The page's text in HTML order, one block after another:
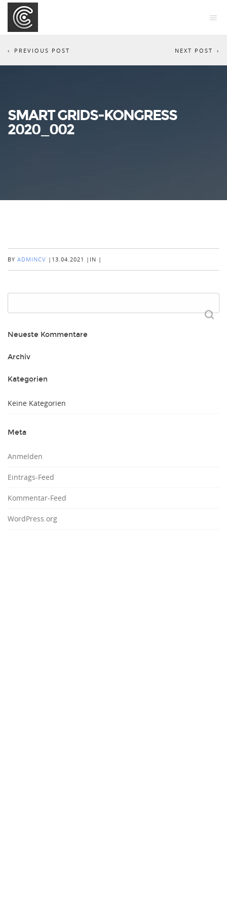
NEXT POST
PREVIOUS POST
SMART GRIDS-KONGRESS
2020_002
BY ADMINCV | 13.04.2021 | IN |
nach:
Neueste Kommentare
Archiv
Kategorien
Keine Kategorien
Meta
Anmelden
Eintrags-Feed
Kommentar-Feed
WordPress.org